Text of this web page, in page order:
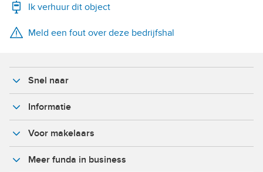
WhatsApp
X
Ik verhuur dit object
Meld een fout over deze bedrijfshal
Snel naar
Informatie
Voor makelaars
Meer funda in business